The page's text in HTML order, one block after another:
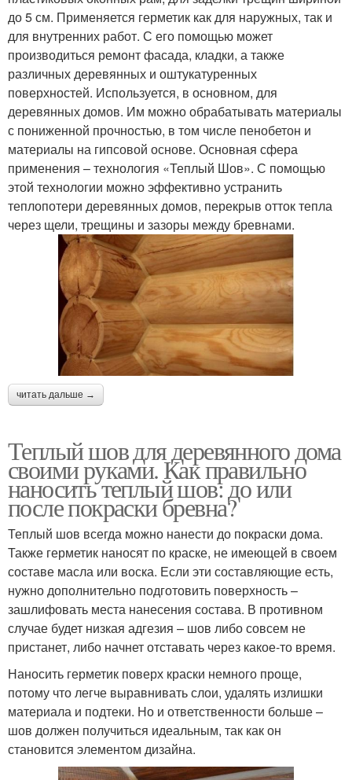
до 5 см. Применяется герметик как для наружных, так и
для внутренних работ. С его помощью может
производиться ремонт фасада, кладки, а также
различных деревянных и оштукатуренных
поверхностей. Используется, в основном, для
деревянных домов. Им можно обрабатывать материалы
с пониженной прочностью, в том числе пенобетон и
материалы на гипсовой основе. Основная сфера
применения – технология «Теплый Шов». С помощью
этой технологии можно эффективно устранить
теплопотери деревянных домов, перекрыв отток тепла
через щели, трещины и зазоры между бревнами.
читать дальше →
Теплый шов для деревянного дома
своими руками. Как правильно
наносить теплый шов: до или
после покраски бревна?
Теплый шов всегда можно нанести до покраски дома.
Также герметик наносят по краске, не имеющей в своем
составе масла или воска. Если эти составляющие есть,
нужно дополнительно подготовить поверхность –
зашлифовать места нанесения состава. В противном
случае будет низкая адгезия – шов либо совсем не
пристанет, либо начнет отставать через какое-то время.
Наносить герметик поверх краски немного проще,
потому что легче выравнивать слои, удалять излишки
материала и подтеки. Но и ответственности больше –
шов должен получиться идеальным, так как он
становится элементом дизайна.